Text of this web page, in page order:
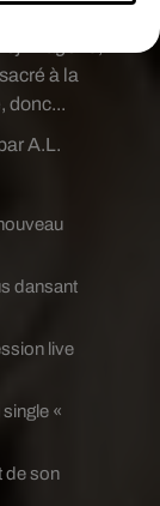
A.L.
à la
donc...
dansant
live
«
de son